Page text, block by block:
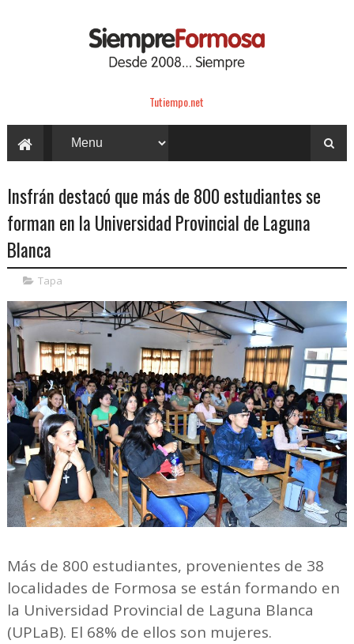
Tutiempo.net
Insfrán destacó que más de 800 estudiantes se
forman en la Universidad Provincial de Laguna
Blanca
Tapa
Más de 800 estudiantes, provenientes de 38
localidades de Formosa se están formando en
la Universidad Provincial de Laguna Blanca
(UPLaB). El 68% de ellos son mujeres.